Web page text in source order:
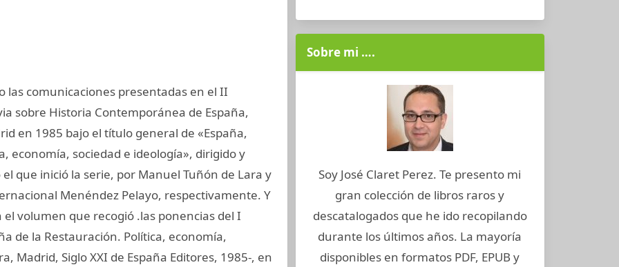
las comunicaciones presentadas en el II
sobre Historia Contemporánea de España,
en 1985 bajo el título general de «España,
economía, sociedad e ideología», dirigido y
que inició la serie, por Manuel Tuñón de Lara y
Menéndez Pelayo, respectivamente. Y
volumen que recogió .las ponencias del I
de la Restauración. Política, economía,
Madrid, Siglo XXI de España Editores, 1985-, en
Sobre mi ….
Soy José Claret Perez. Te presento mi
gran colección de libros raros y
descatalogados que he ido recopilando
durante los últimos años. La mayoría
disponibles en formatos PDF, EPUB y